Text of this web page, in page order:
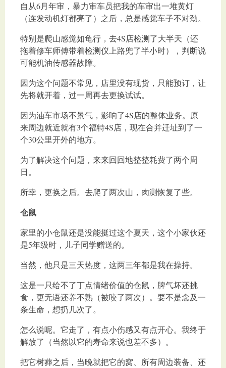
自从6月年审，暴力审车员把我的车审出一堆黄灯
（连发动机灯都亮了）之后，总是感觉车子不对劲。
特别是爬山感觉如龟行，去4S店检测了大半天（还
拖着修车师傅带着检测仪上路兜了半小时），判断说
可能机油传感器故障。
因为这个问题不常见，店里没有现货，只能预订，让
先将就开着，过一周再去更换试试。
因为油车市场不景气，影响了4S店的整体业务。原
来周边就近就有3个福特4S店，现在合并迁址到了一
个30公里开外的地方。
为了解决这个问题，来来回回地整整耗费了两个周
日。
所幸，更换之后。去爬了两次山，肉测恢复了些。
仓鼠
家里的小仓鼠还是没能挺过这个夏天，这个小家伙还
是5年级时，儿子同学赠送的。
当然，他只是三天热度，这两三年都是我在操持。
这是一只给不了丁点情绪价值的仓鼠，脾气坏还挑
食，更无语还养不熟（被咬了两次）。要不是念及一
条生命，想扔几次了。
怎么说呢。它走了，有点小伤感又有点开心。我终于
解放了（当然以它的寿命来说也差不多）。
把它树葬之后，当晚就把它的窝、所有周边装备、还